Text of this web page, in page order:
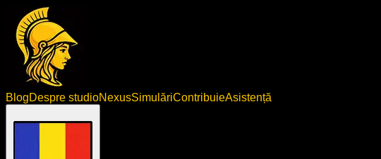
BlogDespre studioNexusSimulăriContribuieAsistență